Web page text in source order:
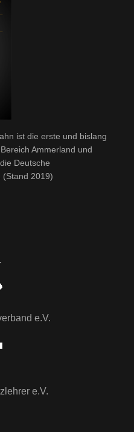
ist die erste und bislang
Ammerland und
Deutsche
(Stand 2019)
e.V.
e.V.